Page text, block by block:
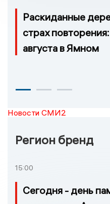
Раскиданные
страх
августа в Ямном
Новости СМИ2
Регион бренд
15:00
Сегодня - день